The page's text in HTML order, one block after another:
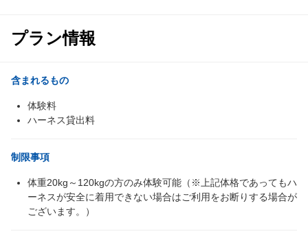
プラン情報
含まれるもの
体験料
ハーネス貸出料
制限事項
体重20kg～120kgの方のみ体験可能（※上記体格であってもハ
ーネスが安全に着用できない場合はご利用をお断りする場合が
ございます。）